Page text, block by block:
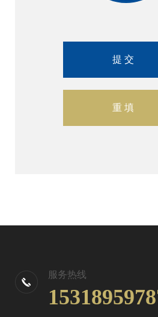
服务热线